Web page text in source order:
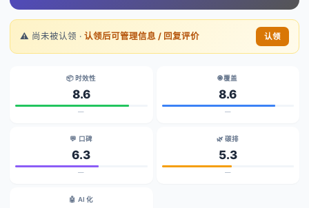
⚠️ 尚未被认领 · 认领后可管理信息 / 回复评价 认领
📦 时效性
8.6
—
🌐 覆盖
8.6
—
💬 口碑
6.3
—
🌿 碳排
5.3
—
🤖 AI 化